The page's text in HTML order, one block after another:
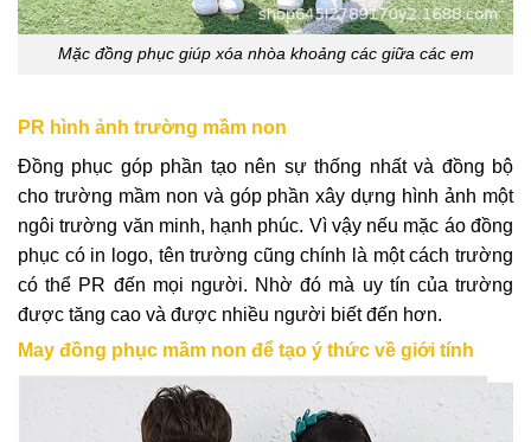
Mặc đồng phục giúp xóa nhòa khoảng các giữa các em
PR hình ảnh trường mầm non
Đồng phục góp phần tạo nên sự thống nhất và đồng bộ
cho trường mầm non và góp phần xây dựng hình ảnh một
ngôi trường văn minh, hạnh phúc. Vì vậy nếu mặc áo đồng
phục có in logo, tên trường cũng chính là một cách trường
có thể PR đến mọi người. Nhờ đó mà uy tín của trường
được tăng cao và được nhiều người biết đến hơn.
May đồng phục mầm non để tạo ý thức về giới tính